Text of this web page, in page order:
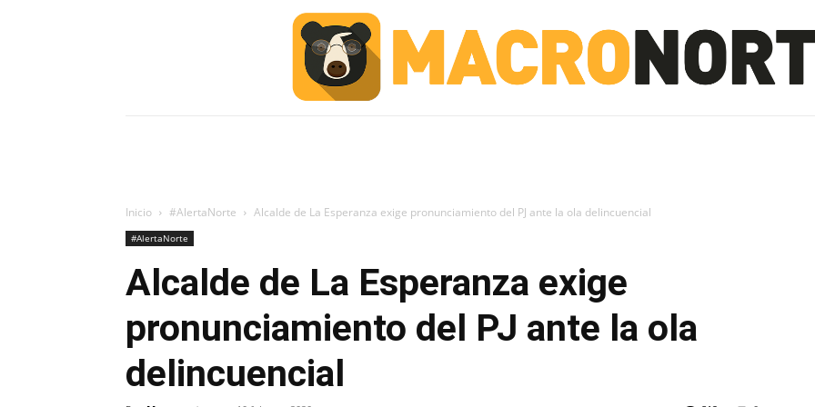
Inicio #AlertaNorte Alcalde de La Esperanza exige pronunciamiento del PJ ante la ola delincuencial
#AlertaNorte
Alcalde de La Esperanza exige
pronunciamiento del PJ ante la ola
delincuencial